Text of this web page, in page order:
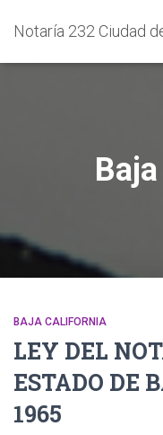
Notaría 232 Ciudad
BAJA CALIFORNIA
LEY DEL
ESTADO DE
1965